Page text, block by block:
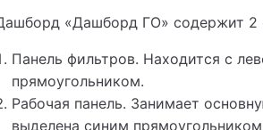
виджетов вкладки «SLA»
«Дашборд ГО» содержит 2
Панель фильтров. Находится с
прямоугольником.
Рабочая панель. Занимает
выделена синим